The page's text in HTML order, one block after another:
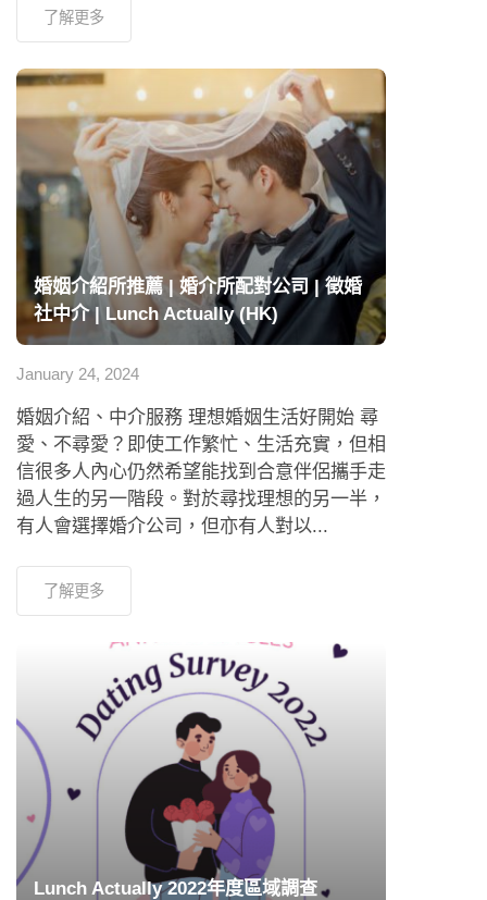
了解更多
婚姻介紹所推薦 | 婚介所配對公司 | 徵婚
社中介 | Lunch Actually (HK)
January 24, 2024
婚姻介紹、中介服務 理想婚姻生活好開始 尋
愛、不尋愛？即使工作繁忙、生活充實，但相
信很多人內心仍然希望能找到合意伴侶攜手走
過人生的另一階段。對於尋找理想的另一半，
有人會選擇婚介公司，但亦有人對以...
了解更多
Lunch Actually 2022年度區域調查